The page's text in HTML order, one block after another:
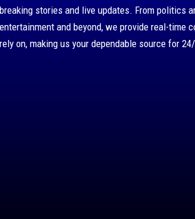
breaking stories and live updates. From politics
entertainment and beyond, we provide real-time
rely on, making us your dependable source for